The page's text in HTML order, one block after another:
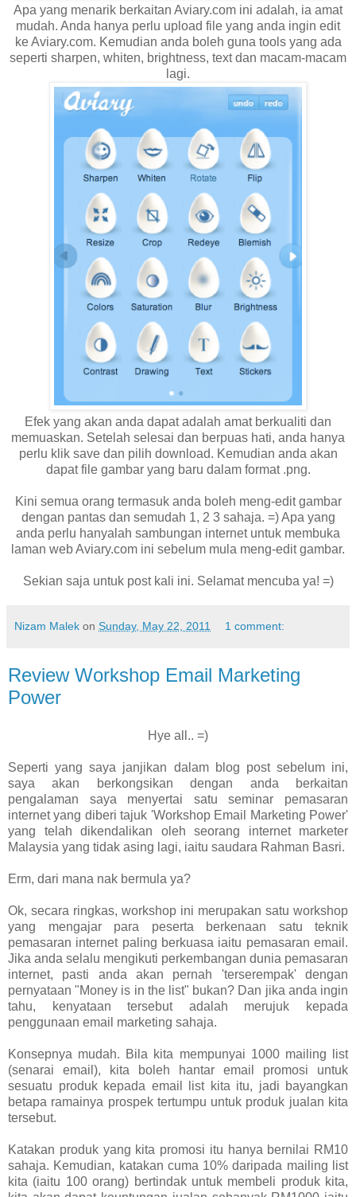
Apa yang menarik berkaitan Aviary.com ini adalah, ia amat
mudah. Anda hanya perlu upload file yang anda ingin edit
ke Aviary.com. Kemudian anda boleh guna tools yang ada
seperti sharpen, whiten, brightness, text dan macam-macam
lagi.
Efek yang akan anda dapat adalah amat berkualiti dan
memuaskan. Setelah selesai dan berpuas hati, anda hanya
perlu klik save dan pilih download. Kemudian anda akan
dapat file gambar yang baru dalam format .png.
Kini semua orang termasuk anda boleh meng-edit gambar
dengan pantas dan semudah 1, 2 3 sahaja. =) Apa yang
anda perlu hanyalah sambungan internet untuk membuka
laman web Aviary.com ini sebelum mula meng-edit gambar.
Sekian saja untuk post kali ini. Selamat mencuba ya! =)
Nizam Malek on Sunday, May 22, 2011 1 comment:
Review Workshop Email Marketing
Power
Hye all.. =)
Seperti yang saya janjikan dalam blog post sebelum ini,
saya akan berkongsikan dengan anda berkaitan
pengalaman saya menyertai satu seminar pemasaran
internet yang diberi tajuk 'Workshop Email Marketing Power'
yang telah dikendalikan oleh seorang internet marketer
Malaysia yang tidak asing lagi, iaitu saudara Rahman Basri.
Erm, dari mana nak bermula ya?
Ok, secara ringkas, workshop ini merupakan satu workshop
yang mengajar para peserta berkenaan satu teknik
pemasaran internet paling berkuasa iaitu pemasaran email.
Jika anda selalu mengikuti perkembangan dunia pemasaran
internet, pasti anda akan pernah 'terserempak' dengan
pernyataan "Money is in the list" bukan? Dan jika anda ingin
tahu, kenyataan tersebut adalah merujuk kepada
penggunaan email marketing sahaja.
Konsepnya mudah. Bila kita mempunyai 1000 mailing list
(senarai email), kita boleh hantar email promosi untuk
sesuatu produk kepada email list kita itu, jadi bayangkan
betapa ramainya prospek tertumpu untuk produk jualan kita
tersebut.
Katakan produk yang kita promosi itu hanya bernilai RM10
sahaja. Kemudian, katakan cuma 10% daripada mailing list
kita (iaitu 100 orang) bertindak untuk membeli produk kita,